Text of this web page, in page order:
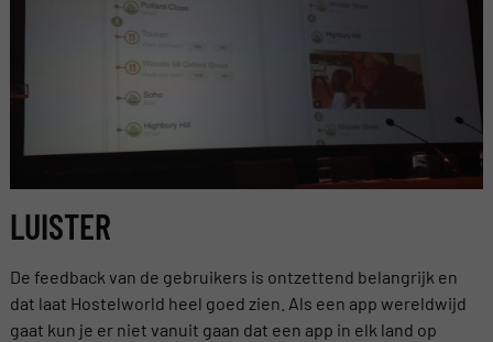
LUISTER
De feedback van de gebruikers is ontzettend belangrijk en
dat laat Hostelworld heel goed zien. Als een app wereldwijd
gaat kun je er niet vanuit gaan dat een app in elk land op